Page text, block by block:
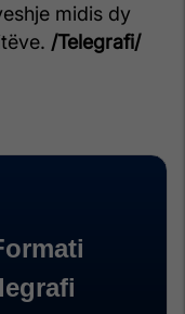
midis dy
/Telegrafi/